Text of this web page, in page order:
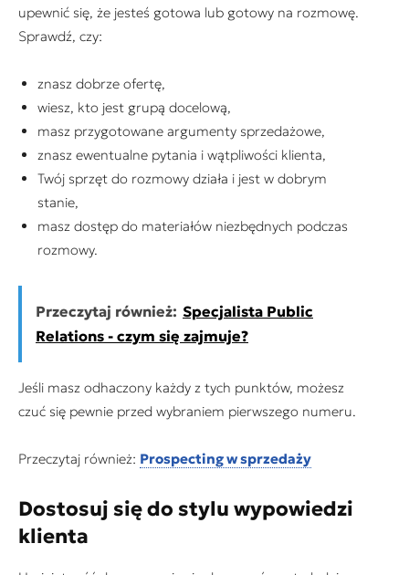
upewnić się, że jesteś gotowa lub gotowy na rozmowę.
Sprawdź, czy:
znasz dobrze ofertę,
wiesz, kto jest grupą docelową,
masz przygotowane argumenty sprzedażowe,
znasz ewentualne pytania i wątpliwości klienta,
Twój sprzęt do rozmowy działa i jest w dobrym
stanie,
masz dostęp do materiałów niezbędnych podczas
rozmowy.
Przeczytaj również: Specjalista Public
Relations - czym się zajmuje?
Jeśli masz odhaczony każdy z tych punktów, możesz
czuć się pewnie przed wybraniem pierwszego numeru.
Przeczytaj również: Prospecting w sprzedaży
Dostosuj się do stylu wypowiedzi
klienta